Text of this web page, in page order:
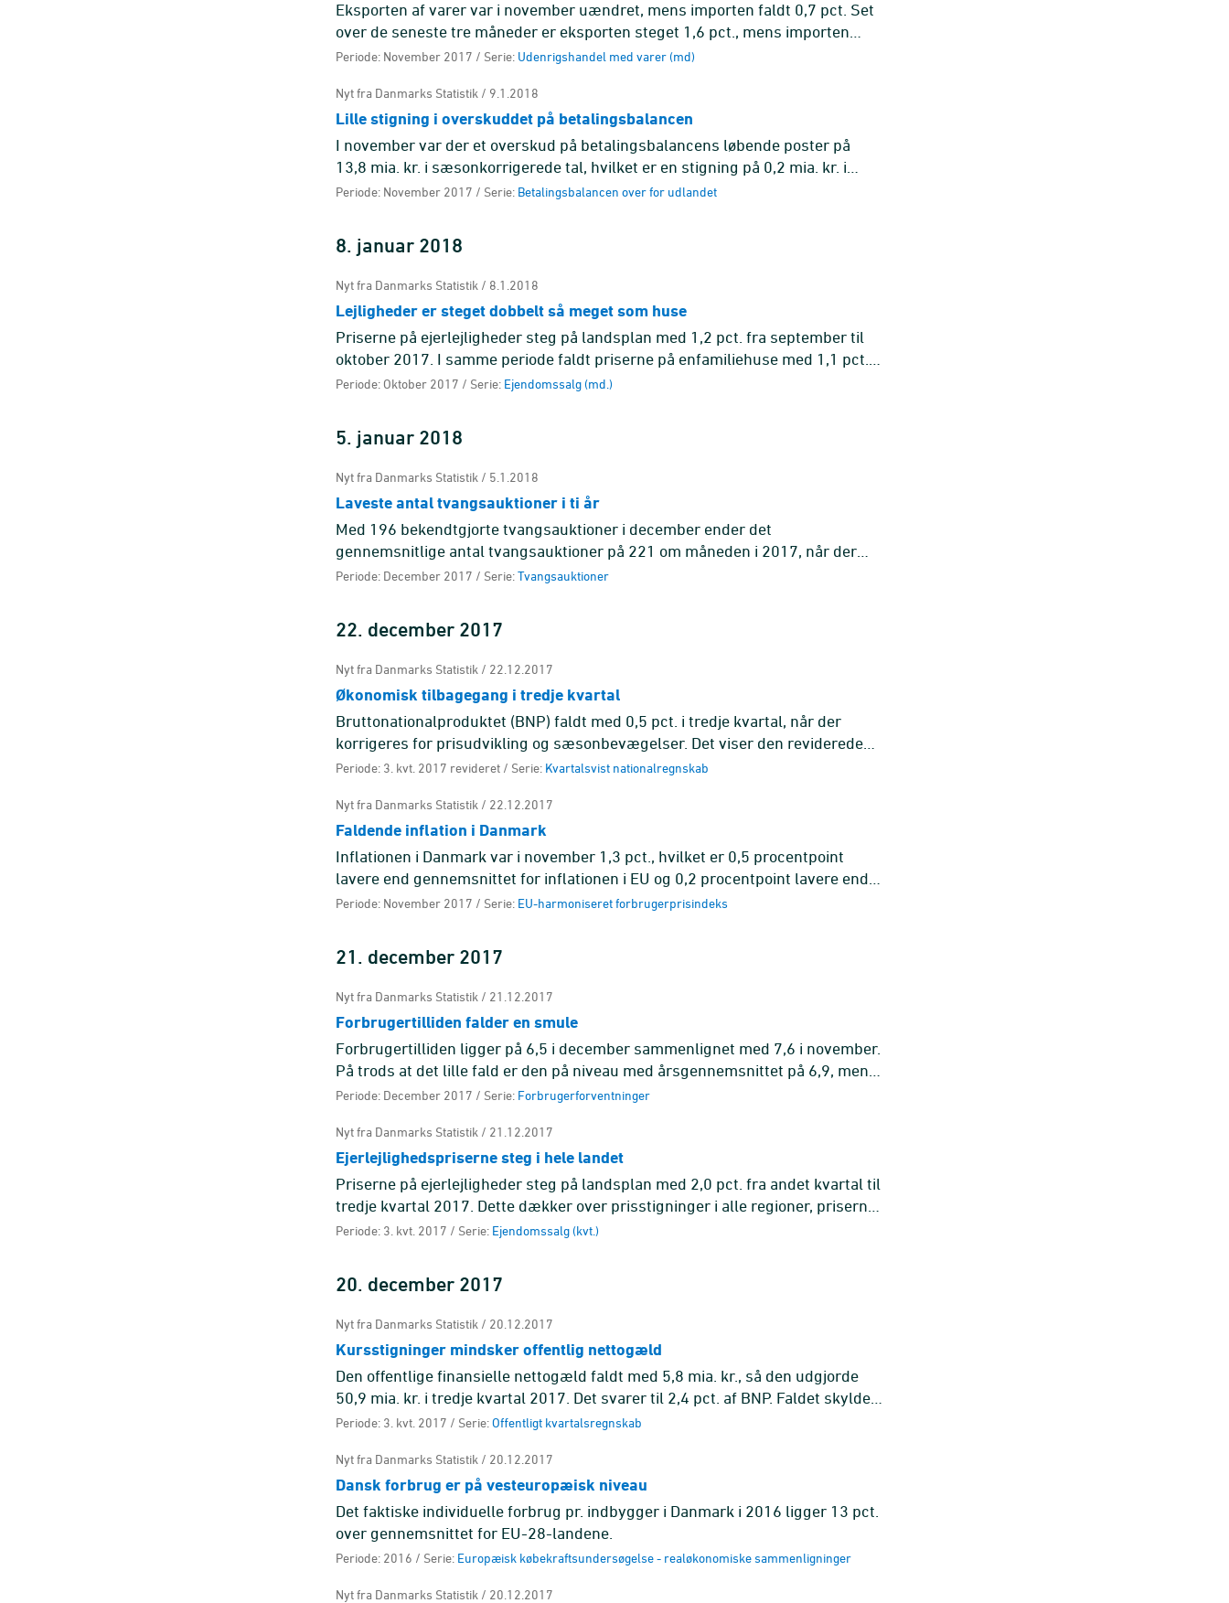
Eksporten af varer var i november uændret, mens importen faldt 0,7 pct. Set
over de seneste tre måneder er eksporten steget 1,6 pct., mens importen
stort set er uændret.
Periode: November 2017 / Serie: Udenrigshandel med varer (md)
Nyt fra Danmarks Statistik / 9.1.2018
Lille stigning i overskuddet på betalingsbalancen
I november var der et overskud på betalingsbalancens løbende poster på
13,8 mia. kr. i sæsonkorrigerede tal, hvilket er en stigning på 0,2 mia. kr. i
forhold til oktober.
Periode: November 2017 / Serie: Betalingsbalancen over for udlandet
8. januar 2018
Nyt fra Danmarks Statistik / 8.1.2018
Lejligheder er steget dobbelt så meget som huse
Priserne på ejerlejligheder steg på landsplan med 1,2 pct. fra september til
oktober 2017. I samme periode faldt priserne på enfamiliehuse med 1,1 pct.
Siden januar 2013 ...
Periode: Oktober 2017 / Serie: Ejendomssalg (md.)
5. januar 2018
Nyt fra Danmarks Statistik / 5.1.2018
Laveste antal tvangsauktioner i ti år
Med 196 bekendtgjorte tvangsauktioner i december ender det
gennemsnitlige antal tvangsauktioner på 221 om måneden i 2017, når der
korrigeres for normale sæsonudsving.
Periode: December 2017 / Serie:Tvangsauktioner
22. december 2017
Nyt fra Danmarks Statistik / 22.12.2017
Økonomisk tilbagegang i tredje kvartal
Bruttonationalproduktet (BNP) faldt med 0,5 pct. i tredje kvartal, når der
korrigeres for prisudvikling og sæsonbevægelser. Det viser den reviderede
beregning af det kvar ...
Periode: 3. kvt. 2017 revideret / Serie: Kvartalsvist nationalregnskab
Nyt fra Danmarks Statistik / 22.12.2017
Faldende inflation i Danmark
Inflationen i Danmark var i november 1,3 pct., hvilket er 0,5 procentpoint
lavere end gennemsnittet for inflationen i EU og 0,2 procentpoint lavere end
gennemsnittet i eu ...
Periode: November 2017 / Serie: EU-harmoniseret forbrugerprisindeks
21. december 2017
Nyt fra Danmarks Statistik / 21.12.2017
Forbrugertilliden falder en smule
Forbrugertilliden ligger på 6,5 i december sammenlignet med 7,6 i november.
På trods at det lille fald er den på niveau med årsgennemsnittet på 6,9, mens
gennemsnittet fo ...
Periode: December 2017 / Serie: Forbrugerforventninger
Nyt fra Danmarks Statistik / 21.12.2017
Ejerlejlighedspriserne steg i hele landet
Priserne på ejerlejligheder steg på landsplan med 2,0 pct. fra andet kvartal til
tredje kvartal 2017. Dette dækker over prisstigninger i alle regioner, priserne
steg mest ...
Periode: 3. kvt. 2017 / Serie: Ejendomssalg (kvt.)
20. december 2017
Nyt fra Danmarks Statistik / 20.12.2017
Kursstigninger mindsker offentlig nettogæld
Den offentlige finansielle nettogæld faldt med 5,8 mia. kr., så den udgjorde
50,9 mia. kr. i tredje kvartal 2017. Det svarer til 2,4 pct. af BNP. Faldet skyldes
primært k ...
Periode: 3. kvt. 2017 / Serie:Offentligt kvartalsregnskab
Nyt fra Danmarks Statistik / 20.12.2017
Dansk forbrug er på vesteuropæisk niveau
Det faktiske individuelle forbrug pr. indbygger i Danmark i 2016 ligger 13 pct.
over gennemsnittet for EU-28-landene.
Periode: 2016 / Serie: Europæisk købekraftsundersøgelse - realøkonomiske sammenligninger
Nyt fra Danmarks Statistik / 20.12.2017